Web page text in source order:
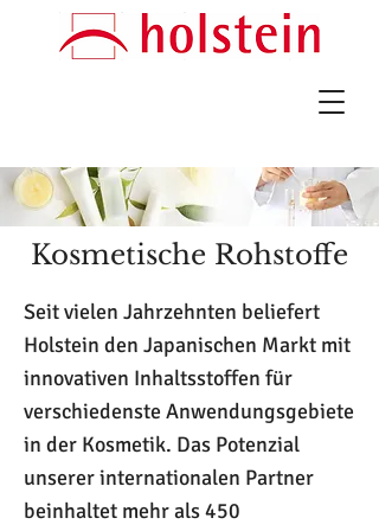
Kosmetische Rohstoffe
Seit vielen Jahrzehnten beliefert
Holstein den Japanischen Markt mit
innovativen Inhaltsstoffen für
verschiedenste Anwendungsgebiete
in der Kosmetik. Das Potenzial
unserer internationalen Partner
beinhaltet mehr als 450